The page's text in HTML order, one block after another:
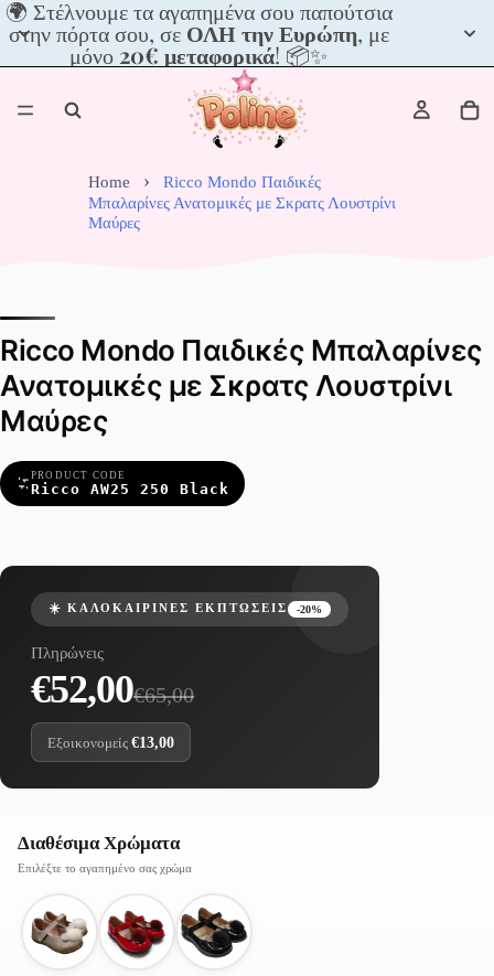
🌍 Στέλνουμε τα αγαπημένα σου παπούτσια
στην πόρτα σου, σε ΟΛΗ την Ευρώπη, με
μόνο 20€ μεταφορικά! 📦✨
🌍
Στέλνουμε
τα
αγαπημένα
σου
παπούτσια
στην
σου,
σε
20€
μεταφορικά!
📦
Home
Ricco Mondo Παιδικές
Μπαλαρίνες Ανατομικές με Σκρατς Λουστρίνι
Μαύρες
Ricco Mondo Παιδικές Μπαλαρίνες
Ανατομικές με Σκρατς Λουστρίνι
Μαύρες
PRODUCT CODE
Ricco AW25 250 Black
☀️ ΚΑΛΟΚΑΙΡΙΝΈΣ ΕΚΠΤΏΣΕΙΣ -20%
Πληρώνεις
€52,00€65,00
Εξοικονομείς €13,00
Διαθέσιμα Χρώματα
Επιλέξτε το αγαπημένο σας χρώμα